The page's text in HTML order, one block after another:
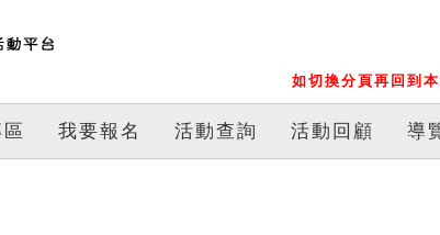
如切換分頁再回到
我要報名 活動查詢 活動回顧 導